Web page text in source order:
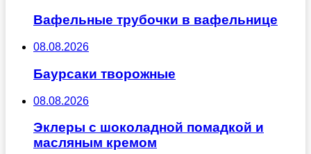
Вафельные трубочки в вафельнице
08.08.2026
Баурсаки творожные
08.08.2026
Эклеры с шоколадной помадкой и
масляным кремом